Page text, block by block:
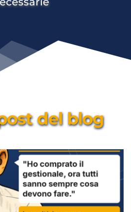
del blog